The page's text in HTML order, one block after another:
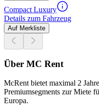
Compact Luxury
Details zum Fahrzeug
Auf Merkliste
Über MC Rent
McRent bietet maximal 2
Premiumsegments zur Miete
Europa.